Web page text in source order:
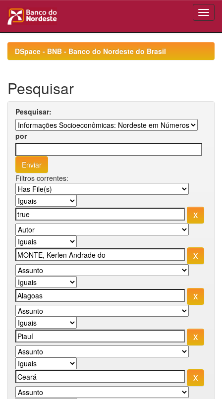
navigationDSpace - BNB - Banco do Nordeste do Brasil
Pesquisar
Pesquisar:
por
Filtros correntes: